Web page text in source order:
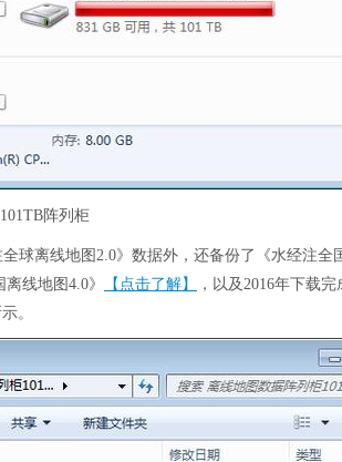
101TB阵列柜
球离线地图2.0》数据外，还备份了《水经注全
线地图4.0》 【点击了解】
，以及2016年下载完
。